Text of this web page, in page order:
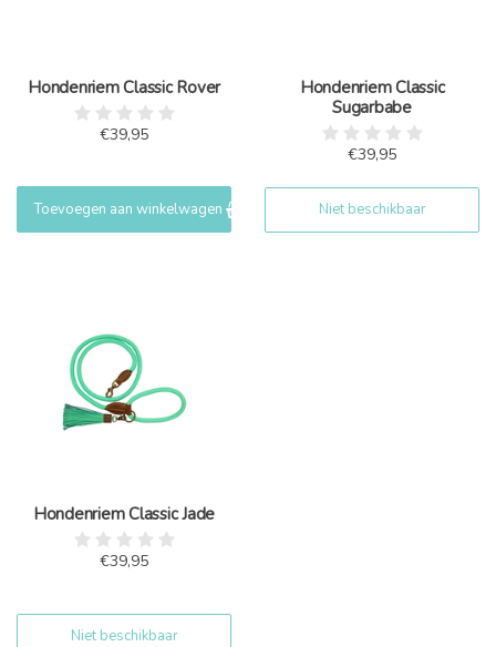
Hondenriem Classic Rover
€39,95
Toevoegen aan winkelwagen
Hondenriem Classic
Sugarbabe
€39,95
Niet beschikbaar
Hondenriem Classic Jade
€39,95
Niet beschikbaar